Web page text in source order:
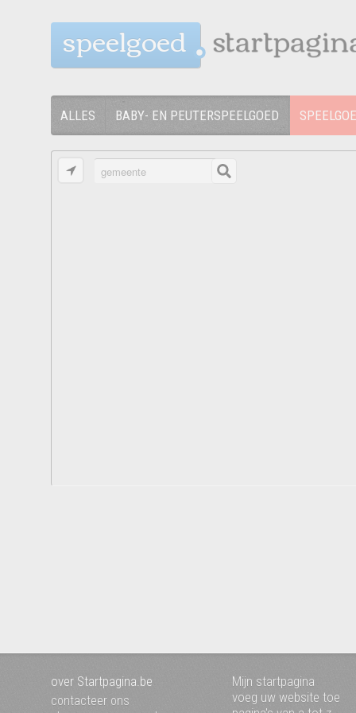
speelgoed
ALLES BABY- EN PEUTERSPEELGOED
over Startpagina.be
contacteer ons
Mijn startpagina
voeg uw website toe